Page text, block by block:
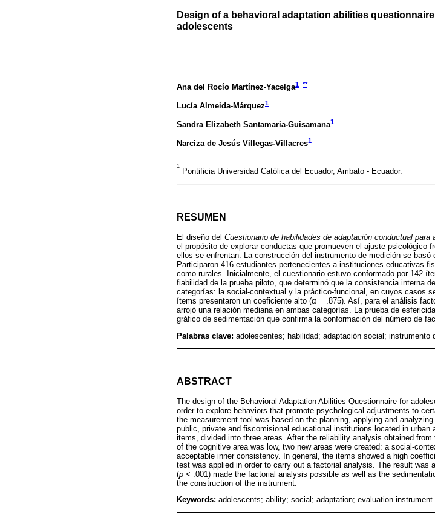
Design of a behavioral adaptation abilities
adolescents
Ana del Rocío Martínez-Yacelga1 **
Lucía Almeida-Márquez1
Sandra Elizabeth Santamaria-Guisamana1
Narciza de Jesús Villegas-Villacres1
1
Pontificia Universidad Católica del Ecuador, Ambato - Ecuador.
RESUMEN
El diseño del Cuestionario de habilidades de adaptación conductual
el propósito de explorar conductas que promueven el ajuste psicológico
ellos se enfrentan. La construcción del instrumento de medición se
Participaron 416 estudiantes pertenecientes a instituciones educativas
como rurales. Inicialmente, el cuestionario estuvo conformado por 142
fiabilidad de la prueba piloto, que determinó que la consistencia interna
categorías: la social-contextual y la práctico-funcional, en cuyos casos
ítems presentaron un coeficiente alto (α = .875). Así, para el análisis
arrojó una relación mediana en ambas categorías. La prueba de
gráfico de sedimentación que confirma la conformación del número de
Palabras clave: adolescentes; habilidad; adaptación social; instrumento
ABSTRACT
The design of the Behavioral Adaptation Abilities Questionnaire for
order to explore behaviors that promote psychological adjustments to
the measurement tool was based on the planning, applying and
public, private and fiscomisional educational institutions located in
items, divided into three areas. After the reliability analysis obtained
of the cognitive area was low, two new areas were created: a social-
acceptable inner consistency. In general, the items showed a high
test was applied in order to carry out a factorial analysis. The result
(p < .001) made the factorial analysis possible as well as the
the construction of the instrument.
Keywords: adolescents; ability; social; adaptation; evaluation instrument